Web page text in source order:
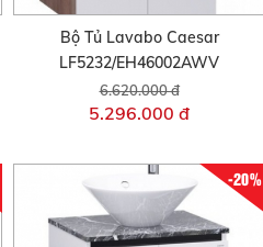
Bộ Tủ Lavabo Caesar
LF5232/EH46002AWV
6.620.000 đ
5.296.000 đ
-20%